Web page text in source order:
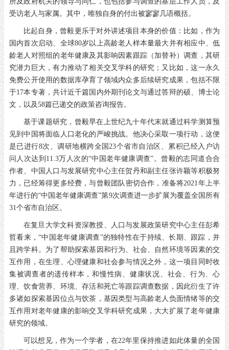
受访老人与家属。其中，唯独自身的付出被寥寥几语概括。
比起自身，曾毅更乐于对外讲述项目本身的价值：比如，作为
国内首次启动、全球80岁以上高龄老人样本量最大并有相应中、低
龄老人对照组的老年健康及其影响因素跟踪（加替补）调查，其研
究潜力巨大，有力推动了相关交叉学科的研究；又比如，这一永久
免费公开使用的数据库孕育了领域内众多后续研究成果，包括不限
于17本专著，共计近千篇国内外期刊论文与通过答辩的硕、博士论
文，以及58篇已递交的政策咨询报告。
基于课题研究，曾毅早在上世纪九十年代末就通过科学测算预
见到中国将面临人口老化的严峻挑战。他决心采取一项行动，这便
是已进行8次、调研地横跨全国23个省市自治区、累积已经入户访
问人次达到11.3万人次的“中国老年健康调查”。曾毅的志同道合合
作者、中国人口与发展研究中心主任贺丹和副主任张许颖等积极努
力，已经筹得更多经费，与曾毅团队密切合作，准备将2021年上半
年进行的“中国老年健康调查”第9次调查进一步扩展为覆盖全国所有
31个省市自治区。
在复旦大学文科资深教授、人口与发展政策研究中心主任彭希
哲看来，“中国老年健康调查”的独特性在于持续、长期、跟踪，并
且跨学科。为了帮助探索基因和行为、社会、自然环境等因素的交
互作用，在生理、心理健康和社会参与情况之外，这一项目同时收
集被调查者的遗传样本，和慢性病、健康状况、社会、行为、心
理、饮食营养、环境、存活和死亡等跟踪调查数据，因此衍生了许
多诸如探索基因位点与饮茶，基因类型与高龄老人负面情绪等的交
互作用对老年健康的影响交叉学科研究成果，大大扩展了老年健康
研究的领域。
可以想见，作为一个学者，在22年里保持推进如此体量的全国